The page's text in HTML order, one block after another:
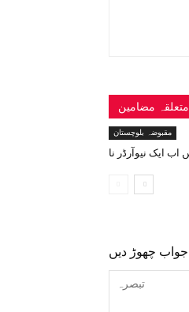
متعلقہ مضامین
مقبوضہ بلوچستان
جواب چھوڑ دیں